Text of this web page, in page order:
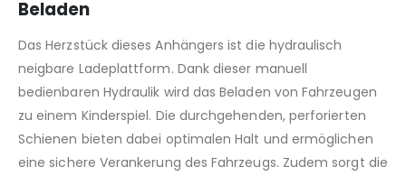
Beladen
Das Herzstück dieses Anhängers ist die hydraulisch
neigbare Ladeplattform. Dank dieser manuell
bedienbaren Hydraulik wird das Beladen von Fahrzeugen
zu einem Kinderspiel. Die durchgehenden, perforierten
Schienen bieten dabei optimalen Halt und ermöglichen
eine sichere Verankerung des Fahrzeugs. Zudem sorgt die